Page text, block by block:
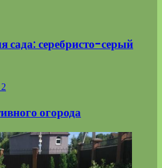
сада: серебристо-серый
огорода